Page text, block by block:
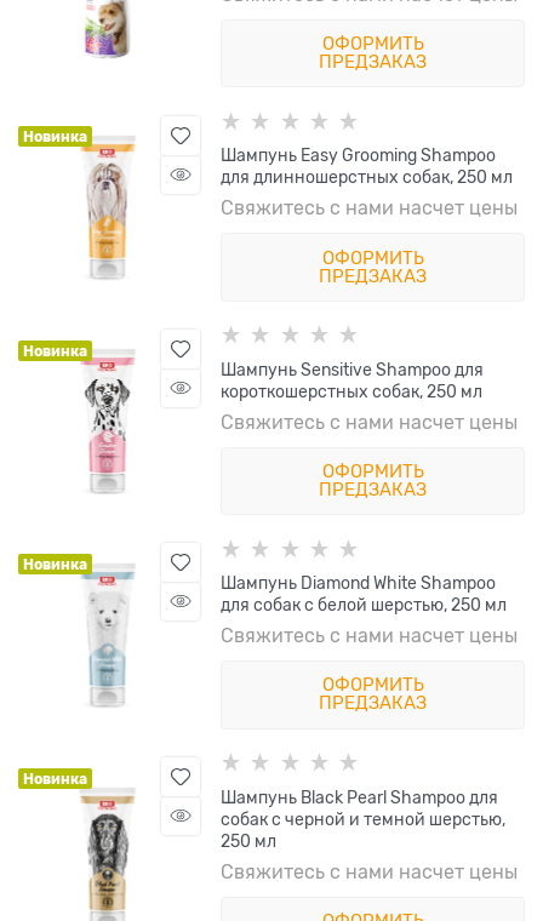
ОФОРМИТЬ
ПРЕДЗАКАЗ
Новинка
Шампунь Easy Grooming Shampoo
для длинношерстных собак, 250 мл
Свяжитесь с нами насчет цены
ОФОРМИТЬ
ПРЕДЗАКАЗ
Новинка
Шампунь Sensitive Shampoo для
короткошерстных собак, 250 мл
Свяжитесь с нами насчет цены
ОФОРМИТЬ
ПРЕДЗАКАЗ
Новинка
Шампунь Diamond White Shampoo
для собак с белой шерстью, 250 мл
Свяжитесь с нами насчет цены
ОФОРМИТЬ
ПРЕДЗАКАЗ
Новинка
Шампунь Black Pearl Shampoo для
собак с черной и темной шерстью,
250 мл
Свяжитесь с нами насчет цены